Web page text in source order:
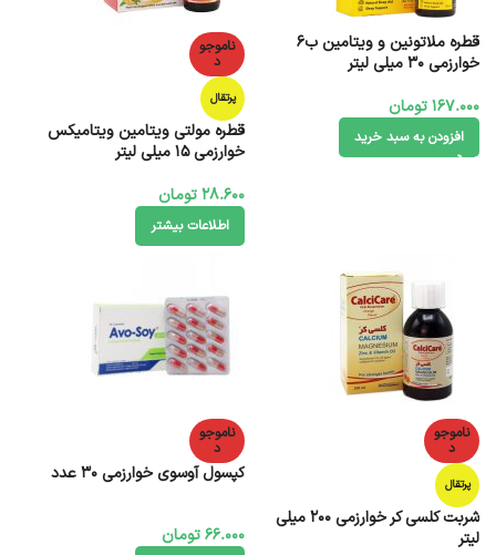
قطره ملاتونین و ویتامین ب6
خوارزمی 30 میلی‌ لیتر
167.000تومان
افزودن به سبد خرید
ناموجو
د
پرتقال
قطره مولتی ویتامین ویتامیکس
خوارزمی 15 میلی لیتر
28.600تومان
اطلاعات بیشتر
ناموجو
د
پرتقال
شربت کلسی کر خوارزمی 200 میلی
لیتر
ناموجو
د
کپسول آوسوی خوارزمی 30 عدد
66.000تومان